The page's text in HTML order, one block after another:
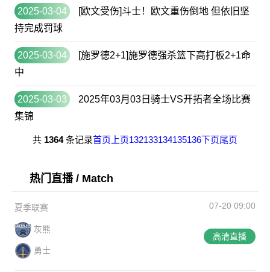
2025-03-04
[欧文受伤]斗士！欧文重伤倒地 但依旧坚
持完成罚球
2025-03-04
[施罗德2+1]施罗德强杀篮下高打板2+1命
中
2025-03-03
2025年03月03日骑士VS开拓者全场比赛
集锦
共1364条记录首页 上页132133134135136下页尾页
热门直播 / Match
夏季联赛 07-20 09:00
灰熊
勇士
高清直播